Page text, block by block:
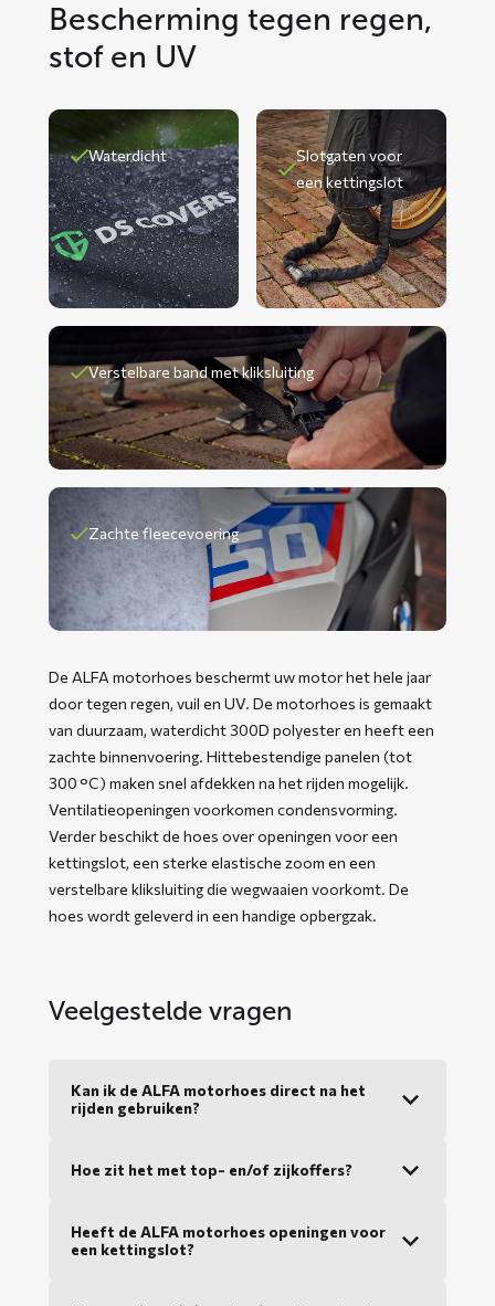
Bescherming tegen regen,
stof en UV
Waterdicht
Slotgaten voor
een kettingslot
Verstelbare band met kliksluiting
Zachte fleecevoering
De ALFA motorhoes beschermt uw motor het hele jaar
door tegen regen, vuil en UV. De motorhoes is gemaakt
van duurzaam, waterdicht 300D polyester en heeft een
zachte binnenvoering. Hittebestendige panelen (tot
300 °C) maken snel afdekken na het rijden mogelijk.
Ventilatieopeningen voorkomen condensvorming.
Verder beschikt de hoes over openingen voor een
kettingslot, een sterke elastische zoom en een
verstelbare kliksluiting die wegwaaien voorkomt. De
hoes wordt geleverd in een handige opbergzak.
Veelgestelde vragen
Kan ik de ALFA motorhoes direct na het
rijden gebruiken?
Hoe zit het met top- en/of zijkoffers?
Heeft de ALFA motorhoes openingen voor
een kettingslot?